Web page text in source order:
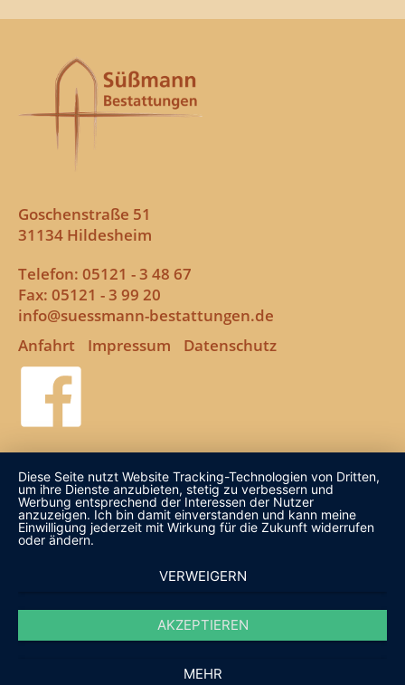
Goschenstraße 51
31134 Hildesheim
Telefon: 05121 - 3 48 67
Fax: 05121 - 3 99 20
info@suessmann-bestattungen.de
Navigation
überspringen
Anfahrt Impressum Datenschutz
Diese Seite nutzt Website Tracking-Technologien von Dritten,
um ihre Dienste anzubieten, stetig zu verbessern und
Werbung entsprechend der Interessen der Nutzer
anzuzeigen. Ich bin damit einverstanden und kann meine
Einwilligung jederzeit mit Wirkung für die Zukunft widerrufen
oder ändern.
VERWEIGERN
AKZEPTIEREN
MEHR